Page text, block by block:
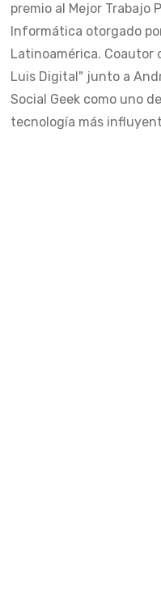
premio al Mejor Trabajo
Informática otorgado
Latinoamérica. Coautor
Luis Digital" junto a
Social Geek como uno
tecnología más